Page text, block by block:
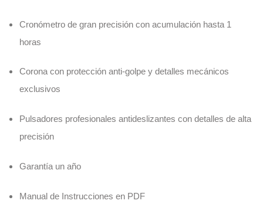
Cronómetro de gran precisión con acumulación hasta 1
horas
Corona con protección anti-golpe y detalles mecánicos
exclusivos
Pulsadores profesionales antideslizantes con detalles de alta
precisión
Garantía un año
Manual de Instrucciones en PDF